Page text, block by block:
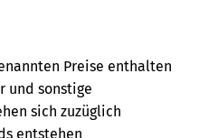
Broschüre
Buch
Preise enthalten
und sonstige
sich zuzüglich
entstehen